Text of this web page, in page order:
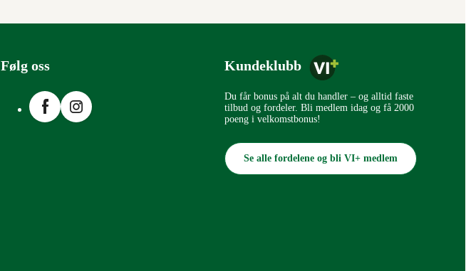
Følg oss
FacebookInstagram
Kundeklubb
Du får bonus på alt du handler – og alltid faste
tilbud og fordeler. Bli medlem idag og få 2000
poeng i velkomstbonus!
Se alle fordelene og bli VI+ medlem